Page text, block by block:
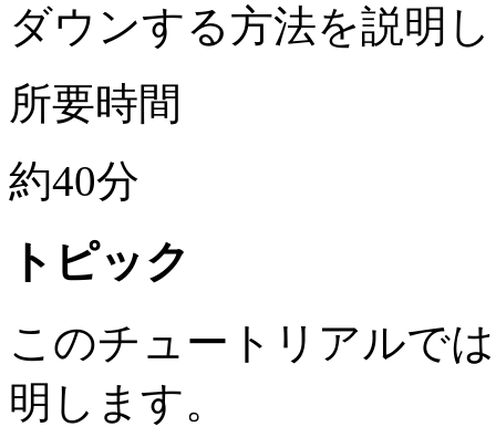
ダウンする方法を説明
所要時間
約40分
トピック
このチュートリアルで
明します。